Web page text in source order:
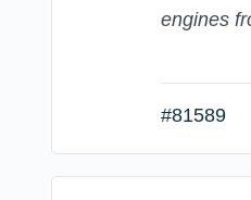
engines
#81589